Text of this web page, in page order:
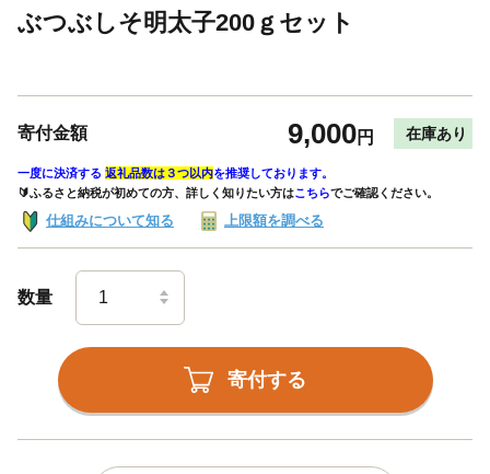
ぶつぶしそ明太子200ｇセット
寄付金額 9,000円 在庫あり
一度に決済する 返礼品数は３つ以内を推奨しております。
🔰ふるさと納税が初めての方、詳しく知りたい方はこちらでご確認ください。
仕組みについて知る 上限額を調べる
数量
寄付する